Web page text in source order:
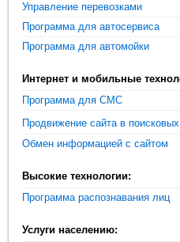
Управление перевозками
Программа для автосервиса
Программа для автомойки
Интернет и мобильные
Программа для СМС
Продвижение сайта в
Обмен информацией с сайтом
Высокие технологии:
Программа распознавания лиц
Услуги населению: